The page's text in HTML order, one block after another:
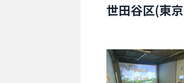
世田谷区(東